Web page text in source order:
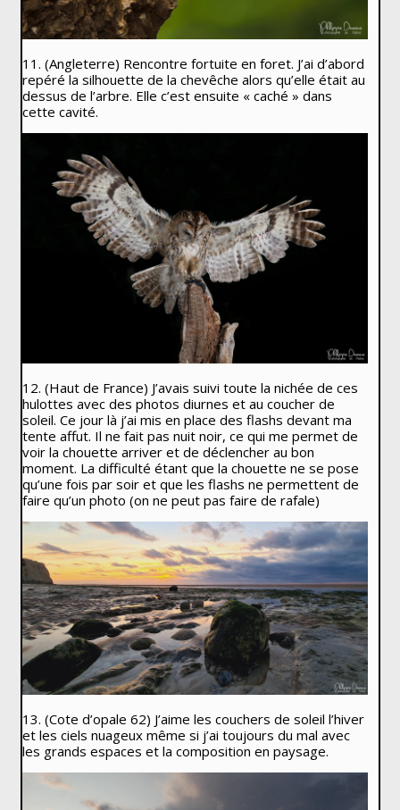
11. (Angleterre) Rencontre fortuite en foret. J’ai d’abord
repéré la silhouette de la chevêche alors qu’elle était au
dessus de l’arbre. Elle c’est ensuite « caché » dans
cette cavité.
12. (Haut de France) J’avais suivi toute la nichée de ces
hulottes avec des photos diurnes et au coucher de
soleil. Ce jour là j’ai mis en place des flashs devant ma
tente affut. Il ne fait pas nuit noir, ce qui me permet de
voir la chouette arriver et de déclencher au bon
moment. La difficulté étant que la chouette ne se pose
qu’une fois par soir et que les flashs ne permettent de
faire qu’un photo (on ne peut pas faire de rafale)
13. (Cote d’opale 62) J’aime les couchers de soleil l’hiver
et les ciels nuageux même si j’ai toujours du mal avec
les grands espaces et la composition en paysage.